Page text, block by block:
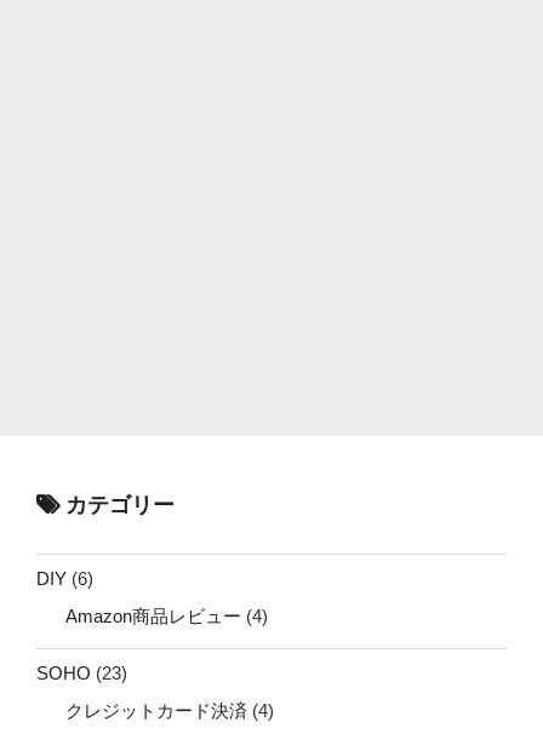
カテゴリー
DIY (6)
Amazon商品レビュー (4)
SOHO (23)
クレジットカード決済 (4)